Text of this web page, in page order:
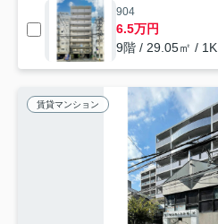
904
6.5万円
9階 / 29.05㎡ / 1K
賃貸マンション